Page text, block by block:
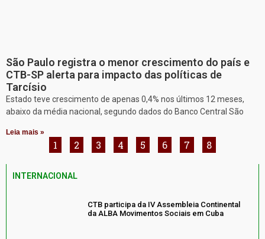
São Paulo registra o menor crescimento do país e
CTB-SP alerta para impacto das políticas de
Tarcísio
Estado teve crescimento de apenas 0,4% nos últimos 12 meses,
abaixo da média nacional, segundo dados do Banco Central São
Leia mais »
1 2 3 4 5 6 7 8
INTERNACIONAL
CTB participa da IV Assembleia Continental
da ALBA Movimentos Sociais em Cuba